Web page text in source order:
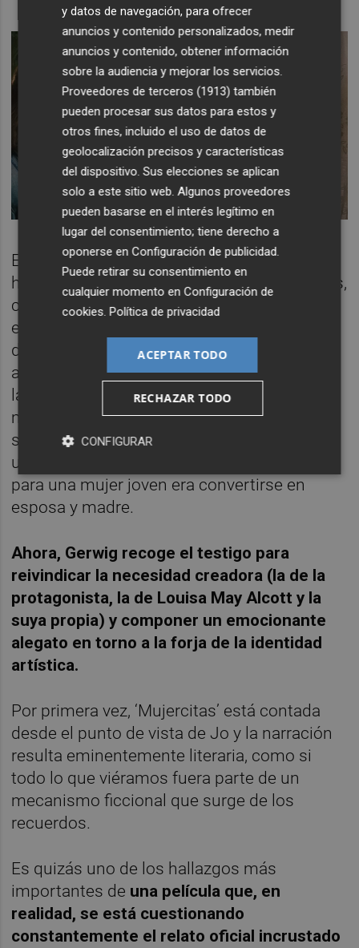
En realidad, es como si viéramos la misma
historia de siempre con unos ojos diferentes,
con los ojos de un presente que mira hacia
el pasado para repensar muchos pequeños
detalles. Y es que ninguna de las
adaptaciones de ‘Mujercitas’ había estado a
la altura de la obra de Alcott hasta el
momento. La autora se atrevió a escribir
sobre emancipación y rebeldía femenina en
un contexto social en el que el único futuro
para una mujer joven era convertirse en
esposa y madre.
Ahora, Gerwig recoge el testigo para
reivindicar la necesidad creadora (la de la
protagonista, la de Louisa May Alcott y la
suya propia) y componer un emocionante
alegato en torno a la forja de la identidad
artística.
Por primera vez, ‘Mujercitas’ está contada
desde el punto de vista de Jo y la narración
resulta eminentemente literaria, como si
todo lo que viéramos fuera parte de un
mecanismo ficcional que surge de los
recuerdos.
Es quizás uno de los hallazgos más
importantes de una película que, en
realidad, se está cuestionando
constantemente el relato oficial incrustado
y datos de navegación, para ofrecer
anuncios y contenido personalizados, medir
anuncios y contenido, obtener información
sobre la audiencia y mejorar los servicios.
Proveedores de terceros (1913) también
pueden procesar sus datos para estos y
otros fines, incluido el uso de datos de
geolocalización precisos y características
del dispositivo. Sus elecciones se aplican
solo a este sitio web. Algunos proveedores
pueden basarse en el interés legítimo en
lugar del consentimiento; tiene derecho a
oponerse enConfiguración de publicidad.
Puede retirar su consentimiento en
cualquier momento enConfiguración de
cookies.Política de privacidad
ACEPTAR TODO
RECHAZAR TODO
CONFIGURAR